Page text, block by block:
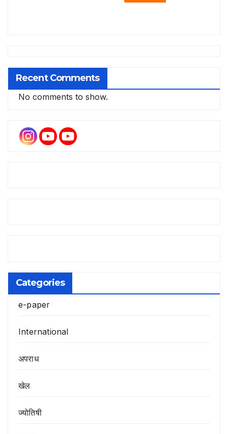
Recent Comments
No comments to show.
Categories
e-paper
International
अपराध
खेल
ज्योतिषी